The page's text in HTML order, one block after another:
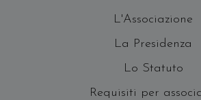
L'Associazione
La Presidenza
Lo Statuto
Requisiti per